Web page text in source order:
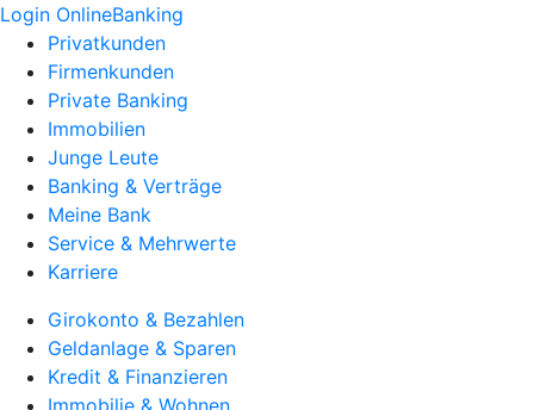
Login OnlineBanking
Privatkunden
Firmenkunden
Private Banking
Immobilien
Junge Leute
Banking & Verträge
Meine Bank
Service & Mehrwerte
Karriere
Girokonto & Bezahlen
Geldanlage & Sparen
Kredit & Finanzieren
Immobilie & Wohnen